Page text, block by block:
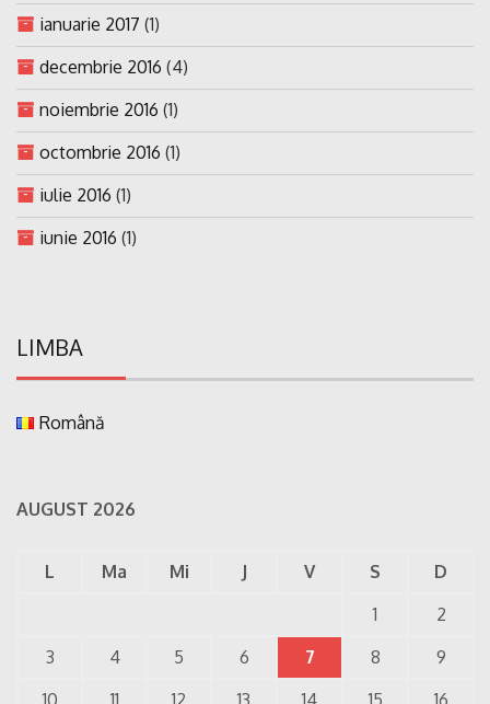
ianuarie 2017 (1)
decembrie 2016 (4)
noiembrie 2016 (1)
octombrie 2016 (1)
iulie 2016 (1)
iunie 2016 (1)
LIMBA
Română
AUGUST 2026
L Ma Mi J V S
D
1
2
3
4 5 6 7 8
9